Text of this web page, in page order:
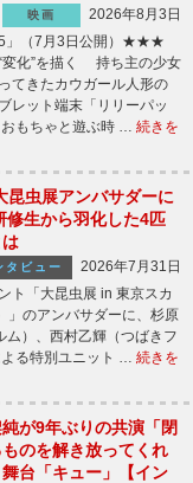
映画
2026年8月3日
5」（7月3日公開）★★★
変化”を描く 持ち主の少女
てきたカウガール人形の
レット端末「リリーパッ
もちゃと遊ぶ時 … 続きを
昆虫展アンバサダーに
修生から羽化した4匹
タビュー
2026年7月31日
ト「大昆虫展 in 東京スカ
」のアンバサダーに、杉原
ム）、西村乙輝（つばきフ
る特別ユニット … 続きを
が9年ぶりの共演「閉
のを解き放ってくれ
台「キュー」【イン